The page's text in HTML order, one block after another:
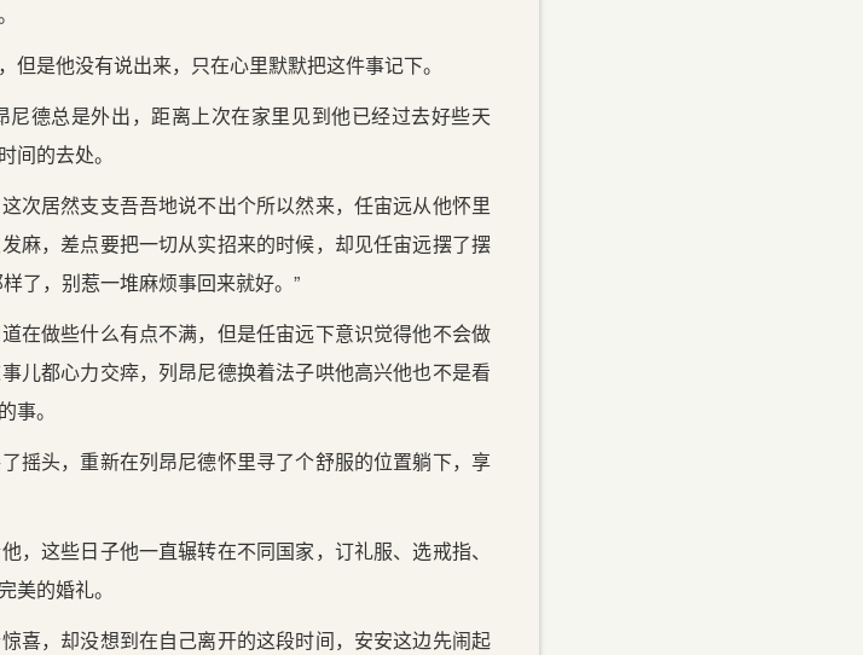
是他没有说出来，只在心里默默把这件事记下。
德总是外出，距离上次在家里见到他已经过去好些天
间的去处。
次居然支支吾吾地说不出个所以然来，任宙远从他怀里
麻，差点要把一切从实招来的时候，却见任宙远摆了摆
了，别惹一堆麻烦事回来就好。”
在做些什么有点不满，但是任宙远下意识觉得他不会做
儿都心力交瘁，列昂尼德换着法子哄他高兴他也不是看
事。
摇头，重新在列昂尼德怀里寻了个舒服的位置躺下，享
，这些日子他一直辗转在不同国家，订礼服、选戒指、
美的婚礼。
喜，却没想到在自己离开的这段时间，安安这边先闹起